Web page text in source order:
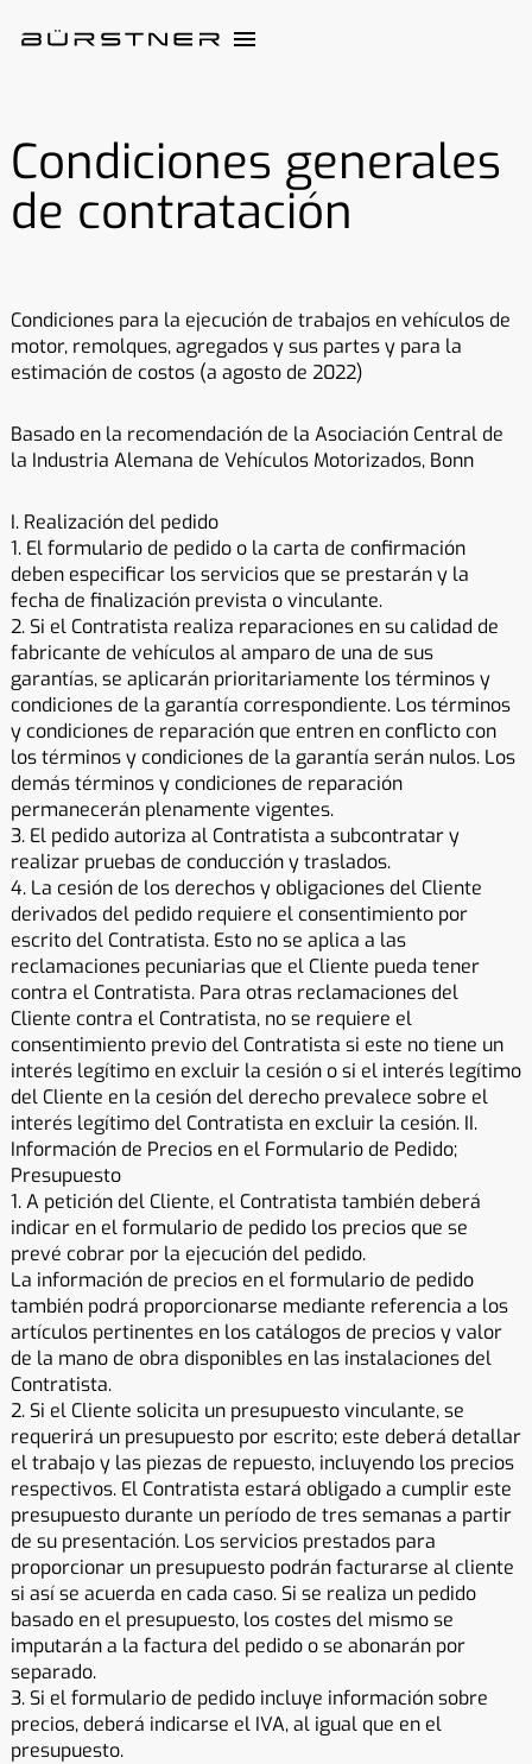
Condiciones generales
de contratación
Condiciones para la ejecución de trabajos en vehículos de
motor, remolques, agregados y sus partes y para la
estimación de costos (a agosto de 2022)
Basado en la recomendación de la Asociación Central de
la Industria Alemana de Vehículos Motorizados, Bonn
I. Realización del pedido
1. El formulario de pedido o la carta de confirmación
deben especificar los servicios que se prestarán y la
fecha de finalización prevista o vinculante.
2. Si el Contratista realiza reparaciones en su calidad de
fabricante de vehículos al amparo de una de sus
garantías, se aplicarán prioritariamente los términos y
condiciones de la garantía correspondiente. Los términos
y condiciones de reparación que entren en conflicto con
los términos y condiciones de la garantía serán nulos. Los
demás términos y condiciones de reparación
permanecerán plenamente vigentes.
3. El pedido autoriza al Contratista a subcontratar y
realizar pruebas de conducción y traslados.
4. La cesión de los derechos y obligaciones del Cliente
derivados del pedido requiere el consentimiento por
escrito del Contratista. Esto no se aplica a las
reclamaciones pecuniarias que el Cliente pueda tener
contra el Contratista. Para otras reclamaciones del
Cliente contra el Contratista, no se requiere el
consentimiento previo del Contratista si este no tiene un
interés legítimo en excluir la cesión o si el interés legítimo
del Cliente en la cesión del derecho prevalece sobre el
interés legítimo del Contratista en excluir la cesión. II.
Información de Precios en el Formulario de Pedido;
Presupuesto
1. A petición del Cliente, el Contratista también deberá
indicar en el formulario de pedido los precios que se
prevé cobrar por la ejecución del pedido.
La información de precios en el formulario de pedido
también podrá proporcionarse mediante referencia a los
artículos pertinentes en los catálogos de precios y valor
de la mano de obra disponibles en las instalaciones del
Contratista.
2. Si el Cliente solicita un presupuesto vinculante, se
requerirá un presupuesto por escrito; este deberá detallar
el trabajo y las piezas de repuesto, incluyendo los precios
respectivos. El Contratista estará obligado a cumplir este
presupuesto durante un período de tres semanas a partir
de su presentación. Los servicios prestados para
proporcionar un presupuesto podrán facturarse al cliente
si así se acuerda en cada caso. Si se realiza un pedido
basado en el presupuesto, los costes del mismo se
imputarán a la factura del pedido o se abonarán por
separado.
3. Si el formulario de pedido incluye información sobre
precios, deberá indicarse el IVA, al igual que en el
presupuesto.